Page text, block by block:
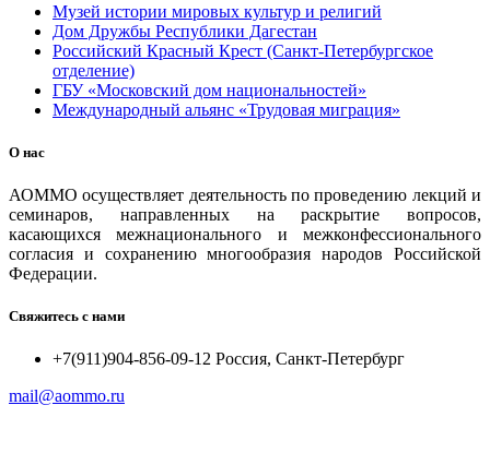
Музей истории мировых культур и религий
Дом Дружбы Республики Дагестан
Российский Красный Крест (Санкт-Петербургское
отделение)
ГБУ «Московский дом национальностей»
Международный альянс «Трудовая миграция»
О нас
АОММО осуществляет деятельность по проведению лекций и
семинаров, направленных на раскрытие вопросов,
касающихся межнационального и межконфессионального
согласия и сохранению многообразия народов Российской
Федерации.
Свяжитесь с нами
+7(911)904-856-09-12 Россия, Санкт-Петербург
mail@aommo.ru